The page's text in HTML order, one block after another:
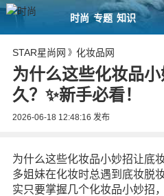
时尚 专题 知识
STAR星尚网 》 化妆品网
为什么这些化妆品
久？✨新手必看！
2026-06-18 12:48:16 发布
为什么这些化妆品小妙招让底
多姐妹在化妆时总遇到底妆脱
实只要掌握几个化妆品小妙招